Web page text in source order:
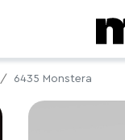
6435 Monstera